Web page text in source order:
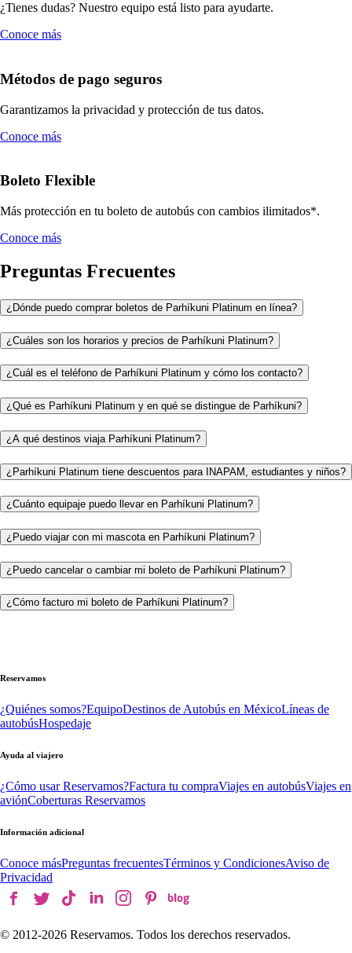
¿Tienes dudas? Nuestro equipo está listo para ayudarte.
Conoce más
Métodos de pago seguros
Garantizamos la privacidad y protección de tus datos.
Conoce más
Boleto Flexible
Más protección en tu boleto de autobús con cambios ilimitados*.
Conoce más
Preguntas Frecuentes
¿Dónde puedo comprar boletos de Parhíkuni Platinum en línea?
¿Cuáles son los horarios y precios de Parhíkuni Platinum?
¿Cuál es el teléfono de Parhíkuni Platinum y cómo los contacto?
¿Qué es Parhíkuni Platinum y en qué se distingue de Parhíkuni?
¿A qué destinos viaja Parhíkuni Platinum?
¿Parhíkuni Platinum tiene descuentos para INAPAM, estudiantes y niños?
¿Cuánto equipaje puedo llevar en Parhíkuni Platinum?
¿Puedo viajar con mi mascota en Parhíkuni Platinum?
¿Puedo cancelar o cambiar mi boleto de Parhíkuni Platinum?
¿Cómo facturo mi boleto de Parhíkuni Platinum?
Reservamos
¿Quiénes somos?EquipoDestinos de Autobús en MéxicoLíneas de
autobúsHospedaje
Ayuda al viajero
¿Cómo usar Reservamos?Factura tu compraViajes en autobúsViajes en
aviónCoberturas Reservamos
Información adicional
Conoce másPreguntas frecuentesTérminos y CondicionesAviso de
Privacidad
© 2012-2026 Reservamos. Todos los derechos reservados.